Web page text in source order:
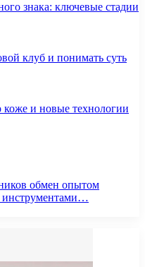
знака: ключевые стадии
клуб и понимать суть
коже и новые технологии
обмен опытом
инструментами…